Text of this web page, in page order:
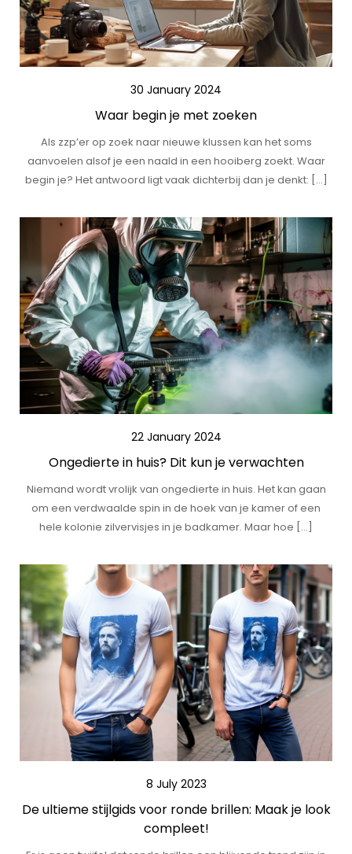
30 January 2024
Waar begin je met zoeken
Als zzp’er op zoek naar nieuwe klussen kan het soms
aanvoelen alsof je een naald in een hooiberg zoekt. Waar
begin je? Het antwoord ligt vaak dichterbij dan je denkt: […]
22 January 2024
Ongedierte in huis? Dit kun je verwachten
Niemand wordt vrolijk van ongedierte in huis. Het kan gaan
om een verdwaalde spin in de hoek van je kamer of een
hele kolonie zilvervisjes in je badkamer. Maar hoe […]
8 July 2023
De ultieme stijlgids voor ronde brillen: Maak je look
compleet!